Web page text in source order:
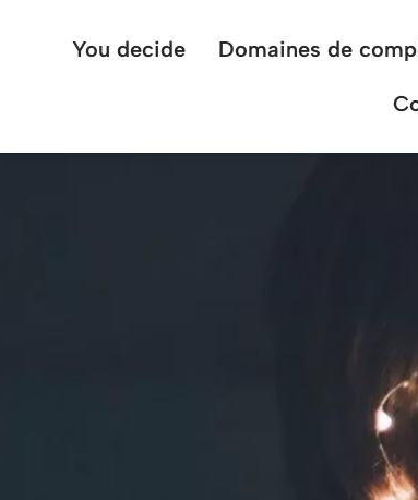
You decide Domaines de